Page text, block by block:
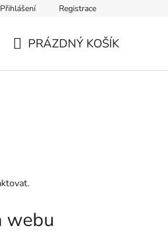
Přihlášení Registrace
PRÁZDNÝ KOŠÍK
webu